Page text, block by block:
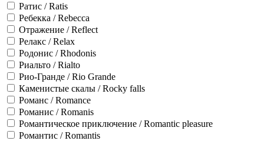
Ратис / Ratis
Ребекка / Rebecca
Отражение / Reflect
Релакс / Relax
Родонис / Rhodonis
Риальто / Rialto
Рио-Гранде / Rio Grande
Каменистые скалы / Rocky falls
Романс / Romance
Романис / Romanis
Романтическое приключение / Romantic pleasure
Романтис / Romantis